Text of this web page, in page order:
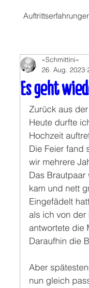
Es geht
»Schmittini«
26. Aug. 2023
Zurück aus
Heute durfte
Hochzeit
Die Feier fand
wir mehrere
Das
kam und nett
Eingefädelt
als ich von
antwortete die
Daraufhin die
Aber
nun gleich